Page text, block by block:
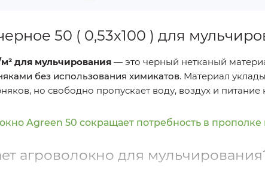
50 ( 0,53х100 ) для
для мульчирования — это черный нетканый
без использования химикатов. Материал
но свободно пропускает воду, воздух и питание
Agreen 50 сокращает потребность в прополке
агроволокно для